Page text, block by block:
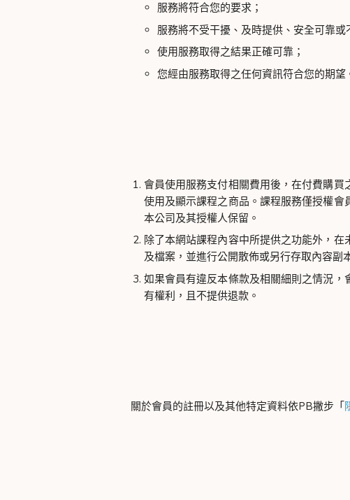
服務將符合您的要求；
服務將不受干擾、及時提供、安全可靠或
使用服務取得之結果正確可靠；
您經由服務取得之任何資訊符合您的期望
會員使用服務支付相關費用後，在付費購
使用及顯示課程之商品。課程服務僅授權
本公司及其授權人保留。
除了本網站課程內容中所提供之功能外，
及檔案，並進行公開散佈或另行存取內容副
如果會員有違反本條款及相關細則之情況
有權利，且不提供退款。
關於會員的註冊以及其他特定資料依PB撇步「